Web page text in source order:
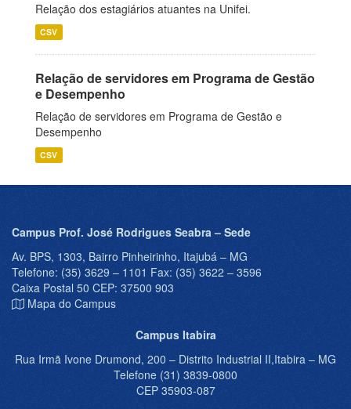
Relação dos estagiários atuantes na Unifei.
CSV
Relação de servidores em Programa de Gestão
e Desempenho
Relação de servidores em Programa de Gestão e
Desempenho
CSV
Campus Prof. José Rodrigues Seabra – Sede
Av. BPS, 1303, Bairro Pinheirinho, Itajubá – MG
Telefone: (35) 3629 – 1101 Fax: (35) 3622 – 3596
Caixa Postal 50 CEP: 37500 903
Mapa do Campus
Campus Itabira
Rua Irmã Ivone Drumond, 200 – Distrito Industrial II,Itabira – MG
Telefone (31) 3839-0800
CEP 35903-087